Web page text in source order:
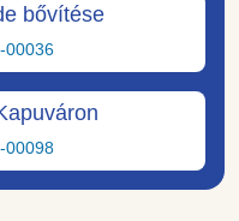
bővítése
00036
00098